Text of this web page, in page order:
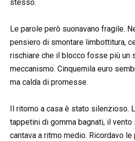
stesso.
Le parole però suonavano fragile.
pensiero di smontare limbottitura,
rischiare che il blocco fosse più un
meccanismo. Cinquemila euro
ma calda di promesse.
Il ritorno a casa è stato silenzioso.
tappetini di gomma bagnati, il vento
cantava a ritmo medio. Ricordavo